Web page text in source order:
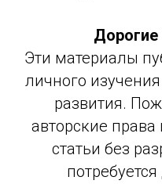
Эти материалы
личного
развития.
авторские права
статьи без